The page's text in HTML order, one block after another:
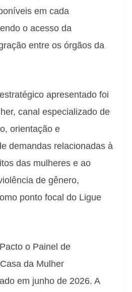
em cada
o acesso da
entre os órgãos da
apresentado foi
canal especializado de
orientação e
demandas relacionadas à
das mulheres e ao
de gênero,
ponto focal do Ligue
o Painel de
da Mulher
em junho de 2026. A